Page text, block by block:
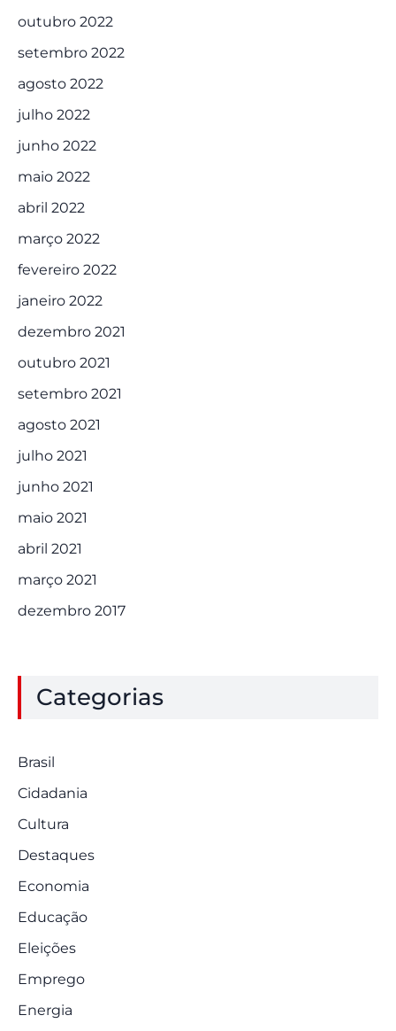
outubro 2022
setembro 2022
agosto 2022
julho 2022
junho 2022
maio 2022
abril 2022
março 2022
fevereiro 2022
janeiro 2022
dezembro 2021
outubro 2021
setembro 2021
agosto 2021
julho 2021
junho 2021
maio 2021
abril 2021
março 2021
dezembro 2017
Categorias
Brasil
Cidadania
Cultura
Destaques
Economia
Educação
Eleições
Emprego
Energia